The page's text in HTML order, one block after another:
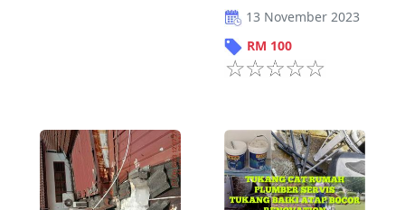
13 November 2023
RM 100